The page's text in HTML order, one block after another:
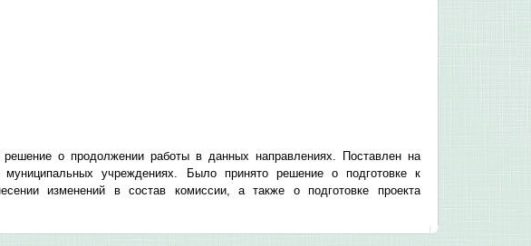
о продолжении работы в данных направлениях. Поставлен на
учреждениях. Было принято решение о подготовке к
изменений в состав комиссии, а также о подготовке проекта